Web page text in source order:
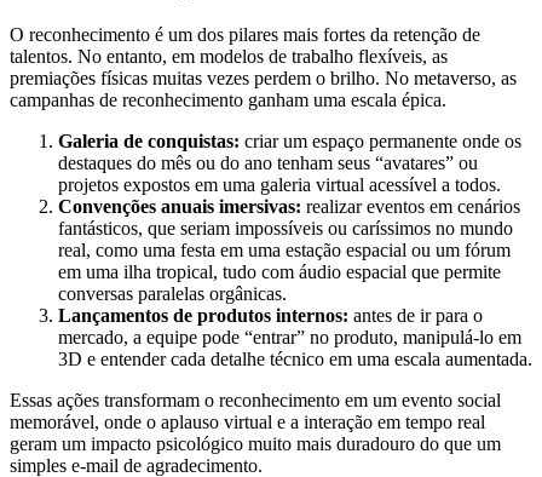
O reconhecimento é um dos pilares mais fortes da retenção de
talentos. No entanto, em modelos de trabalho flexíveis, as
premiações físicas muitas vezes perdem o brilho. No metaverso, as
campanhas de reconhecimento ganham uma escala épica.
Galeria de conquistas: criar um espaço permanente onde os
destaques do mês ou do ano tenham seus “avatares” ou
projetos expostos em uma galeria virtual acessível a todos.
Convenções anuais imersivas: realizar eventos em cenários
fantásticos, que seriam impossíveis ou caríssimos no mundo
real, como uma festa em uma estação espacial ou um fórum
em uma ilha tropical, tudo com áudio espacial que permite
conversas paralelas orgânicas.
Lançamentos de produtos internos: antes de ir para o
mercado, a equipe pode “entrar” no produto, manipulá-lo em
3D e entender cada detalhe técnico em uma escala aumentada.
Essas ações transformam o reconhecimento em um evento social
memorável, onde o aplauso virtual e a interação em tempo real
geram um impacto psicológico muito mais duradouro do que um
simples e-mail de agradecimento.